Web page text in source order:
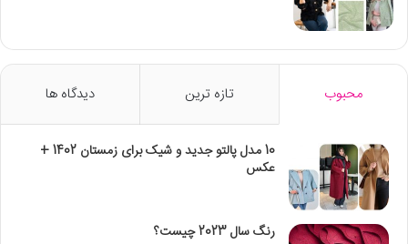
محبوب تازه ترین دیدگاه ها
10 مدل پالتو جدید و شیک برای زمستان 1402 +
عکس
رنگ سال 2023 چیست؟